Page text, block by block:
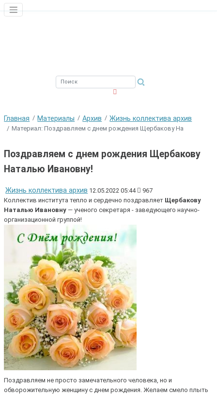
Главная Материалы Архив Жизнь коллектива архив
Материал: Поздравляем с днем рождения Щербакову На
Поздравляем с днем рождения Щербакову
Наталью Ивановну!
Жизнь коллектива архив 12.05.2022 05:44
967
Коллектив института тепло и сердечно поздравляет Щербакову
Наталью Ивановну — ученого секретаря - заведующего научно-
организационной группой!
Поздравляем не просто замечательного человека, но и
обворожительную женщину с днем рождения. Желаем смело плыть